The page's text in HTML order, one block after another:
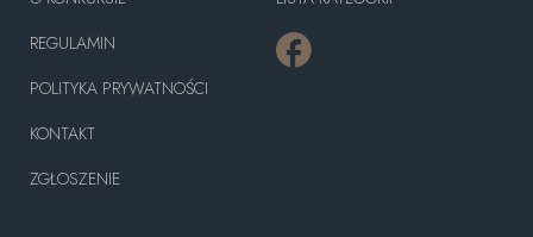
REGULAMIN
POLITYKA PRYWATNOŚCI
KONTAKT
ZGŁOSZENIE